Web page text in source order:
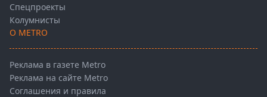
Спецпроекты
Колумнисты
О METRO
Реклама в газете Metro
Реклама на сайте Metro
Соглашения и правила